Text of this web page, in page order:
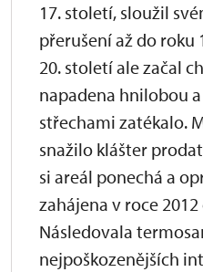
17. století, sloužil
přerušení až do roku
20. století ale začal
napadena hnilobou
střechami zatékalo.
snažilo klášter
si areál ponechá a
zahájena v roce
Následovala
nejpoškozenějších